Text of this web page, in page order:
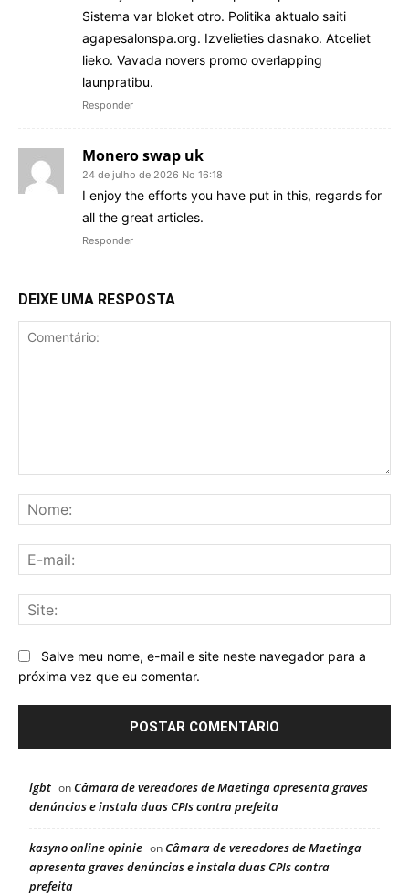
Sistema var bloket otro. Politika aktualo saiti
agapesalonspa.org. Izvelieties dasnako. Atceliet
lieko. Vavada novers promo overlapping
launpratibu.
Responder
Monero swap uk
24 de julho de 2026 No 16:18
I enjoy the efforts you have put in this, regards for
all the great articles.
Responder
DEIXE UMA RESPOSTA
Salve meu nome, e-mail e site neste navegador para a
próxima vez que eu comentar.
lgbt onCâmara de vereadores de Maetinga apresenta graves
denúncias e instala duas CPIs contra prefeita
kasyno online opinie onCâmara de vereadores de Maetinga
apresenta graves denúncias e instala duas CPIs contra
prefeita